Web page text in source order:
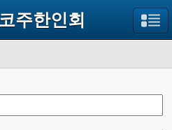
주한인회